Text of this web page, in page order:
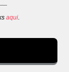
aqui.